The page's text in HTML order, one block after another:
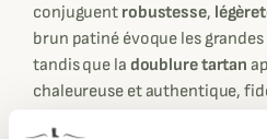
conjuguent robustesse,
brun patiné évoque les
tandis que la doublure tartan
chaleureuse et authentique,